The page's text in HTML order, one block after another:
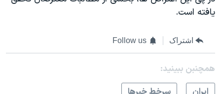
یافته است.
اشتراک Follow us
همچنبن ببینید: